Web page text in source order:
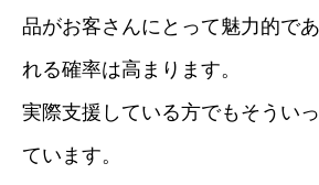
品がお客さんにとって魅力的で
れる確率は高まります。
実際支援している方でもそうい
ています。